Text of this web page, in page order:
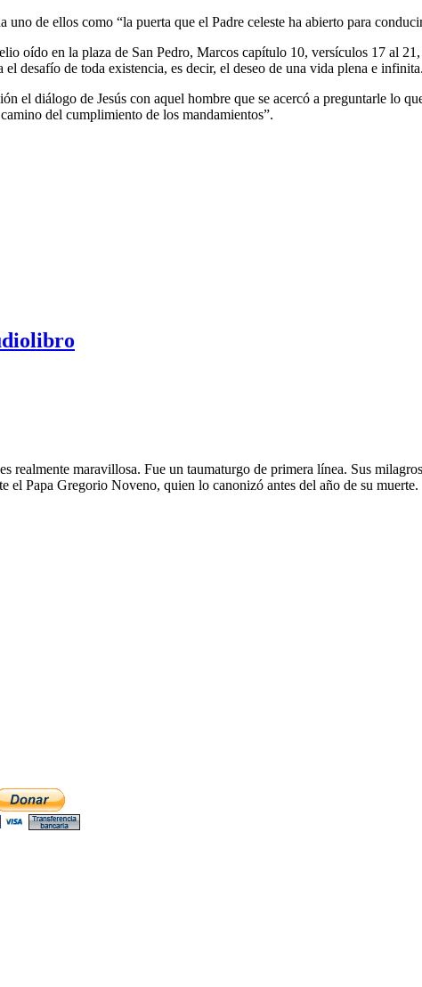
de ellos como “la puerta que el Padre celeste ha abierto para
oído en la plaza de San Pedro, Marcos capítulo 10, versículos 17 al
desafío de toda existencia, es decir, el deseo de una vida plena e infinita.
el diálogo de Jesús con aquel hombre que se acercó a preguntarle lo
del cumplimiento de los mandamientos”.
maravillosa. Fue un taumaturgo de primera línea. Sus
el Papa Gregorio Noveno, quien lo canonizó antes del año de su muerte.